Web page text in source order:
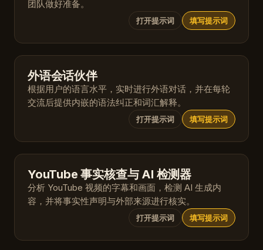
团队做好准备。
打开提示词 填写提示词
外语会话伙伴
根据用户的语言水平，实时进行外语对话，并在每轮
交流后提供内嵌的语法纠正和词汇解释。
打开提示词 填写提示词
YouTube 事实核查与 AI 检测器
分析 YouTube 视频的字幕和画面，检测 AI 生成内
容，并将事实性声明与外部来源进行核实。
打开提示词 填写提示词